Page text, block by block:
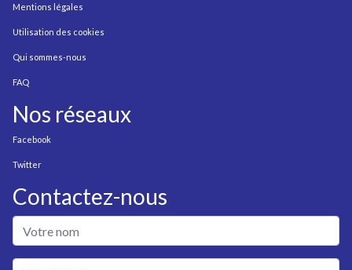
Mentions légales
Utilisation des cookies
Qui sommes-nous
FAQ
Nos réseaux
Facebook
Twitter
Contactez-nous